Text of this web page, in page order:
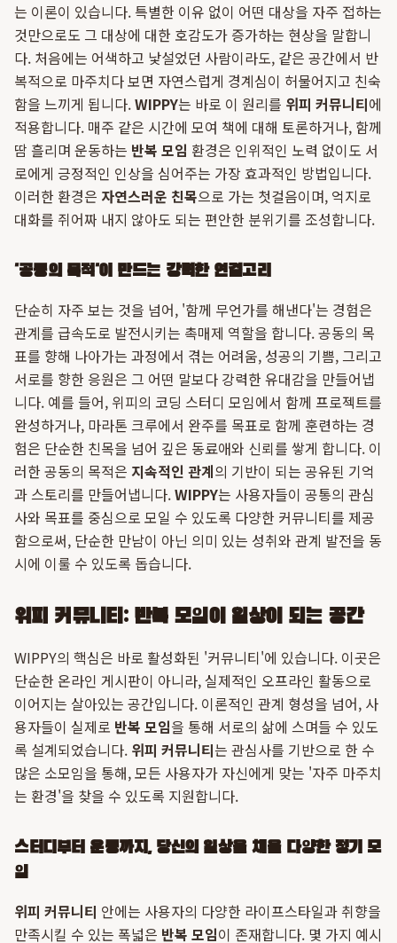
는 이론이 있습니다. 특별한 이유 없이 어떤 대상을 자주 접하는
것만으로도 그 대상에 대한 호감도가 증가하는 현상을 말합니
다. 처음에는 어색하고 낯설었던 사람이라도, 같은 공간에서 반
복적으로 마주치다 보면 자연스럽게 경계심이 허물어지고 친숙
함을 느끼게 됩니다.WIPPY는 바로 이 원리를 위피 커뮤니티에
적용합니다. 매주 같은 시간에 모여 책에 대해 토론하거나, 함께
땀 흘리며 운동하는 반복 모임 환경은 인위적인 노력 없이도 서
로에게 긍정적인 인상을 심어주는 가장 효과적인 방법입니다.
이러한 환경은 자연스러운 친목으로 가는 첫걸음이며, 억지로
대화를 쥐어짜 내지 않아도 되는 편안한 분위기를 조성합니다.
'공동의 목적'이 만드는 강력한 연결고리
단순히 자주 보는 것을 넘어, '함께 무언가를 해낸다'는 경험은
관계를 급속도로 발전시키는 촉매제 역할을 합니다. 공동의 목
표를 향해 나아가는 과정에서 겪는 어려움, 성공의 기쁨, 그리고
서로를 향한 응원은 그 어떤 말보다 강력한 유대감을 만들어냅
니다. 예를 들어, 위피의 코딩 스터디 모임에서 함께 프로젝트를
완성하거나, 마라톤 크루에서 완주를 목표로 함께 훈련하는 경
험은 단순한 친목을 넘어 깊은 동료애와 신뢰를 쌓게 합니다. 이
러한 공동의 목적은 지속적인 관계의 기반이 되는 공유된 기억
과 스토리를 만들어냅니다.WIPPY는 사용자들이 공통의 관심
사와 목표를 중심으로 모일 수 있도록 다양한 커뮤니티를 제공
함으로써, 단순한 만남이 아닌 의미 있는 성취와 관계 발전을 동
시에 이룰 수 있도록 돕습니다.
위피 커뮤니티: 반복 모임이 일상이 되는 공간
WIPPY의 핵심은 바로 활성화된 '커뮤니티'에 있습니다. 이곳은
단순한 온라인 게시판이 아니라, 실제적인 오프라인 활동으로
이어지는 살아있는 공간입니다. 이론적인 관계 형성을 넘어, 사
용자들이 실제로 반복 모임을 통해 서로의 삶에 스며들 수 있도
록 설계되었습니다. 위피 커뮤니티는 관심사를 기반으로 한 수
많은 소모임을 통해, 모든 사용자가 자신에게 맞는 '자주 마주치
는 환경'을 찾을 수 있도록 지원합니다.
스터디부터 운동까지, 당신의 일상을 채울 다양한 정기 모
임
위피 커뮤니티 안에는 사용자의 다양한 라이프스타일과 취향을
만족시킬 수 있는 폭넓은 반복 모임이 존재합니다. 몇 가지 예시